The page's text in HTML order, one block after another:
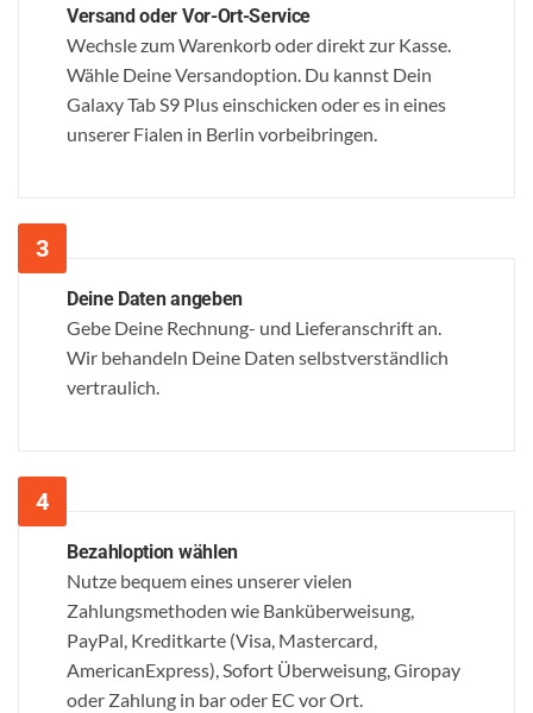
Versand oder Vor-Ort-Service
Wechsle zum Warenkorb oder direkt zur Kasse.
Wähle Deine Versandoption. Du kannst Dein
Galaxy Tab S9 Plus einschicken oder es in eines
unserer Fialen in Berlin vorbeibringen.
Deine Daten angeben
Gebe Deine Rechnung- und Lieferanschrift an.
Wir behandeln Deine Daten selbstverständlich
vertraulich.
Bezahloption wählen
Nutze bequem eines unserer vielen
Zahlungsmethoden wie Banküberweisung,
PayPal, Kreditkarte (Visa, Mastercard,
AmericanExpress), Sofort Überweisung, Giropay
oder Zahlung in bar oder EC vor Ort.